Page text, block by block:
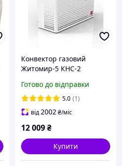
Конвектор газовий
Житомир-5 КНС-2
газ)
Готово до відправки
5.0 (1)
від2002₴/міс
12 009₴
Купити